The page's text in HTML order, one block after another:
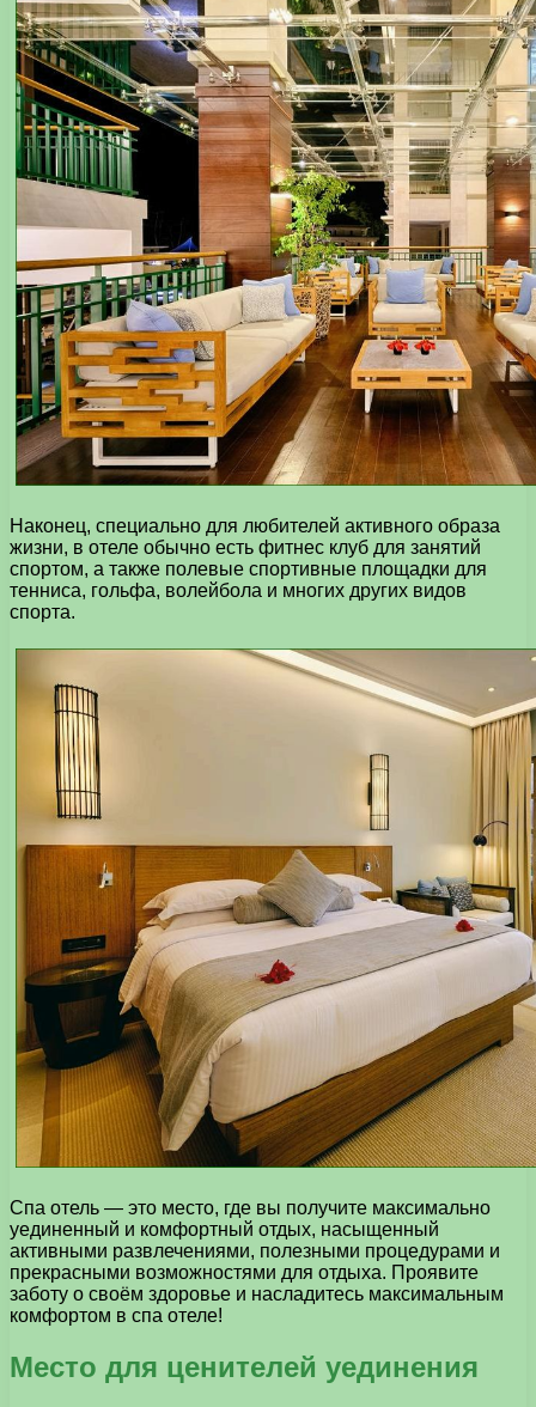
Наконец, специально для любителей активного образа
жизни, в отеле обычно есть фитнес клуб для занятий
спортом, а также полевые спортивные площадки для
тенниса, гольфа, волейбола и многих других видов
спорта.
Спа отель — это место, где вы получите максимально
уединенный и комфортный отдых, насыщенный
активными развлечениями, полезными процедурами и
прекрасными возможностями для отдыха. Проявите
заботу о своём здоровье и насладитесь максимальным
комфортом в спа отеле!
Место для ценителей уединения